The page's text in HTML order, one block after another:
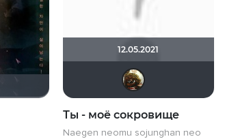
12.05.2021
Ты - моё сокровище
Naegen neomu sojunghan neo